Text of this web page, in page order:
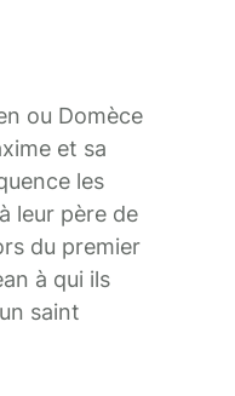
ou Domèce
et sa
les
leur père de
du premier
à qui ils
saint